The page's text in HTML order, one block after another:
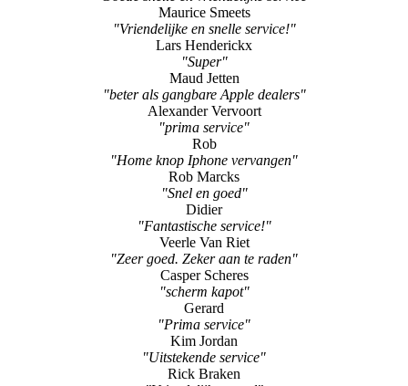
Maurice Smeets
"Vriendelijke en snelle service!"
Lars Henderickx
"Super"
Maud Jetten
"beter als gangbare Apple dealers"
Alexander Vervoort
"prima service"
Rob
"Home knop Iphone vervangen"
Rob Marcks
"Snel en goed"
Didier
"Fantastische service!"
Veerle Van Riet
"Zeer goed. Zeker aan te raden"
Casper Scheres
"scherm kapot"
Gerard
"Prima service"
Kim Jordan
"Uitstekende service"
Rick Braken